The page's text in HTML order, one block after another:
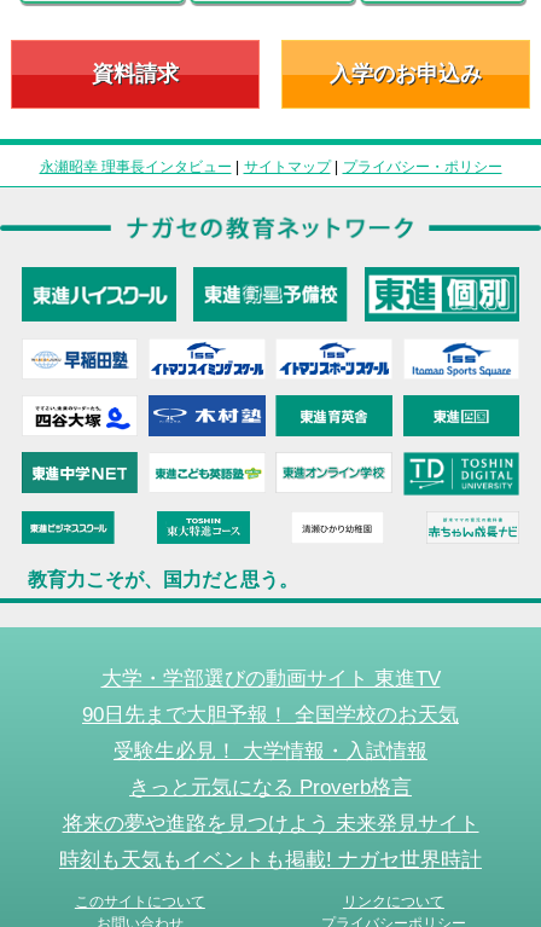
資料請求 入学のお申込み
永瀬昭幸 理事長インタビュー | サイトマップ| プライバシー・ポリシー
教育力こそが、国力だと思う。
大学・学部選びの動画サイト 東進TV
90日先まで大胆予報！ 全国学校のお天気
受験生必見！ 大学情報・入試情報
きっと元気になる Proverb格言
将来の夢や進路を見つけよう 未来発見サイト
時刻も天気もイベントも掲載! ナガセ世界時計
このサイトについて
リンクについて
お問い合わせ
プライバシーポリシー